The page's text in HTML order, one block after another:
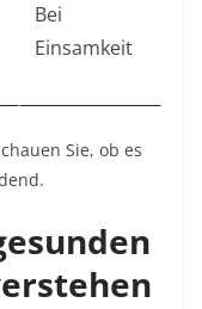
Bei
Einsamkeit ​
Sie, ob es